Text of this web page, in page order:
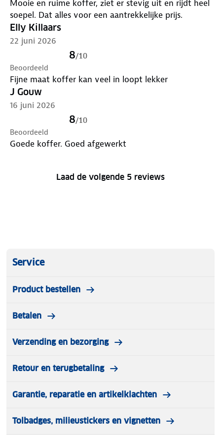
Mooie en ruime koffer, ziet er stevig uit en rijdt heel
soepel. Dat alles voor een aantrekkelijke prijs.
Elly Killaars
22 juni 2026
8/10
Beoordeeld
Fijne maat koffer kan veel in loopt lekker
J Gouw
16 juni 2026
8/10
Beoordeeld
Goede koffer. Goed afgewerkt
Laad de volgende 5 reviews
Service
Product bestellen
Betalen
Verzending en bezorging
Retour en terugbetaling
Garantie, reparatie en artikelklachten
Tolbadges, milieustickers en vignetten